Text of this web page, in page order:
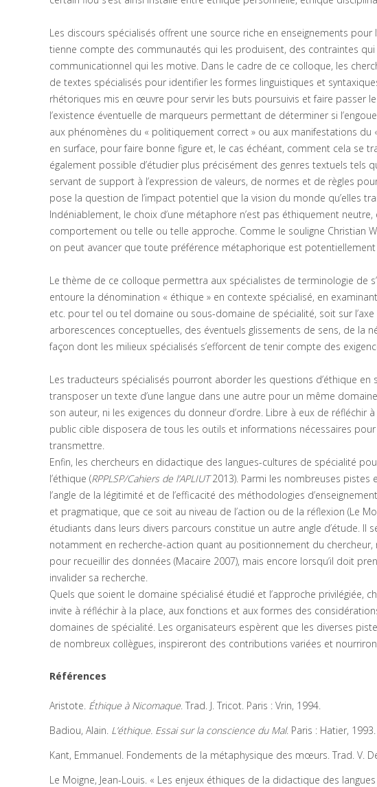
Les discours spécialisés offrent une source riche en enseignements
tienne compte des communautés qui les produisent, des contraintes
communicationnel qui les motive. Dans le cadre de ce colloque, les
de textes spécialisés pour identifier les formes linguistiques et
rhétoriques mis en œuvre pour servir les buts poursuivis et faire passer
l’existence éventuelle de marqueurs permettant de déterminer si
aux phénomènes du « politiquement correct » ou aux manifestations du
en surface, pour faire bonne figure et, le cas échéant, comment cela se
également possible d’étudier plus précisément des genres textuels
servant de support à l’expression de valeurs, de normes et de règles
pose la question de l’impact potentiel que la vision du monde qu’elles
Indéniablement, le choix d’une métaphore n’est pas éthiquement
comportement ou telle ou telle approche. Comme le souligne Christian
on peut avancer que toute préférence métaphorique est
Le thème de ce colloque permettra aux spécialistes de terminologie de
entoure la dénomination « éthique » en contexte spécialisé, en
etc. pour tel ou tel domaine ou sous-domaine de spécialité, soit sur l’axe
arborescences conceptuelles, des éventuels glissements de sens, de la
façon dont les milieux spécialisés s’efforcent de tenir compte des
Les traducteurs spécialisés pourront aborder les questions d’éthique en
transposer un texte d’une langue dans une autre pour un même
son auteur, ni les exigences du donneur d’ordre. Libre à eux de réfléchir
public cible disposera de tous les outils et informations nécessaires
transmettre.
Enfin, les chercheurs en didactique des langues-cultures de spécialité
l’éthique (RPPLSP/Cahiers de l’APLIUT2013). Parmi les nombreuses pistes
l’angle de la légitimité et de l’efficacité des méthodologies
et pragmatique, que ce soit au niveau de l’action ou de la réflexion (Le
étudiants dans leurs divers parcours constitue un autre angle d’étude. Il
notamment en recherche-action quant au positionnement du chercheur,
pour recueillir des données (Macaire 2007), mais encore lorsqu’il doit
invalider sa recherche.
Quels que soient le domaine spécialisé étudié et l’approche privilégiée,
invite à réfléchir à la place, aux fonctions et aux formes des
domaines de spécialité. Les organisateurs espèrent que les diverses
de nombreux collègues, inspireront des contributions variées et
Références
Aristote. Éthique à Nicomaque. Trad. J. Tricot. Paris : Vrin, 1994.
Badiou, Alain. L’éthique. Essai sur la conscience du Mal. Paris : Hatier, 1993.
Kant, Emmanuel. Fondements de la métaphysique des mœurs. Trad. V.
Le Moigne, Jean-Louis. « Les enjeux éthiques de la didactique des